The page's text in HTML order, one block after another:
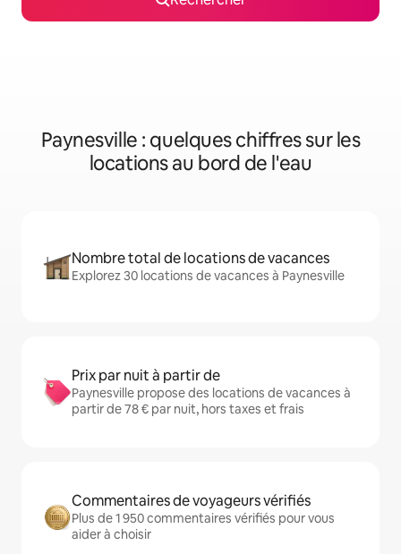
Paynesville : quelques chiffres sur les
locations au bord de l'eau
Nombre total de locations de vacances
Explorez 30 locations de vacances à Paynesville
Prix par nuit à partir de
Paynesville propose des locations de vacances à
partir de 78 € par nuit, hors taxes et frais
Commentaires de voyageurs vérifiés
Plus de 1 950 commentaires vérifiés pour vous
aider à choisir